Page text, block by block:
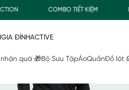
COMBO TIẾT KIỆM
GIA ĐÌNHACTIVE
quà 🎁Bộ Sưu TậpÁoQuầnĐồ lót